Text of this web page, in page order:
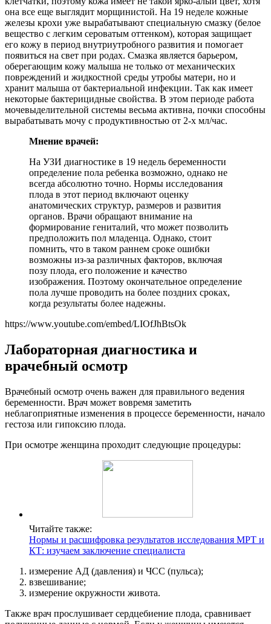
она все еще выглядит морщинистой. На 19 неделе кожные
железы крохи уже вырабатывают специальную смазку (белое
вещество с легким сероватым оттенком), которая защищает
его кожу в период внутриутробного развития и помогает
появиться на свет при родах. Смазка является барьером,
оберегающим кожу малыша не только от механических
повреждений и жидкостной среды утробы матери, но и
хранит малыша от бактериальной инфекции. Так как имеет
некоторые бактерицидные свойства. В этом периоде работа
мочевыделительной системы весьма активна, почки способны
вырабатывать мочу с продуктивностью от 2-х мл/час.
Мнение врачей:
На УЗИ диагностике в 19 недель беременности
определение пола ребенка возможно, однако не
всегда абсолютно точно. Нормы исследования
плода в этот период включают оценку
анатомических структур, размеров и развития
органов. Врачи обращают внимание на
формирование гениталий, что может позволить
предположить пол младенца. Однако, стоит
помнить, что в таком раннем сроке ошибки
возможны из-за различных факторов, включая
позу плода, его положение и качество
изображения. Поэтому окончательное определение
пола лучше проводить на более поздних сроках,
когда результаты более надежны.
https://www.youtube.com/embed/LIOfJhBtsOk
Лабораторная диагностика и
врачебный осмотр
Врачебный осмотр очень важен для правильного ведения
беременности. Врач может вовремя заметить
неблагоприятные изменения в процессе беременности, начало
гестоза или гипоксию плода.
При осмотре женщина проходит следующие процедуры:
Читайте также:
Нормы и расшифровка результатов исследования МРТ и
КТ: изучаем заключение специалиста
измерение АД (давления) и ЧСС (пульса);
взвешивание;
измерение окружности живота.
Также врач прослушивает сердцебиение плода, сравнивает